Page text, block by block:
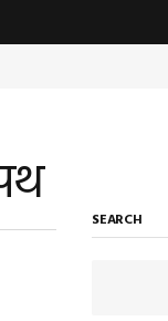
SEARCH